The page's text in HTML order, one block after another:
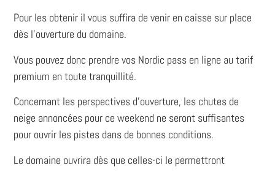
Pour les obtenir il vous suffira de venir en caisse sur place
dès l’ouverture du domaine.
Vous pouvez donc prendre vos Nordic pass en ligne au tarif
premium en toute tranquillité.
Concernant les perspectives d’ouverture, les chutes de
neige annoncées pour ce weekend ne seront suffisantes
pour ouvrir les pistes dans de bonnes conditions.
Le domaine ouvrira dès que celles-ci le permettront